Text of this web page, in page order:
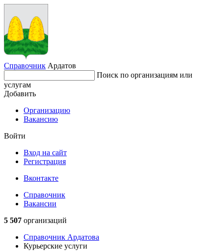
Справочник Ардатов
Поиск по организациям или
услугам
Добавить
Организацию
Вакансию
Войти
Вход на сайт
Регистрация
Вконтакте
Справочник
Вакансии
5 507 организаций
Справочник Ардатова
Курьерские услуги